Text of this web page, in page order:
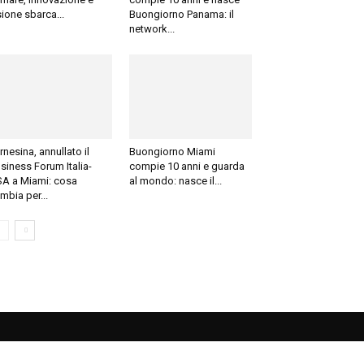
sbarca...
Buongiorno Panama: il
network...
annullato il
Forum Italia-
a Miami: cosa
per...
Buongiorno Miami
compie 10 anni e guarda
al mondo: nasce il...